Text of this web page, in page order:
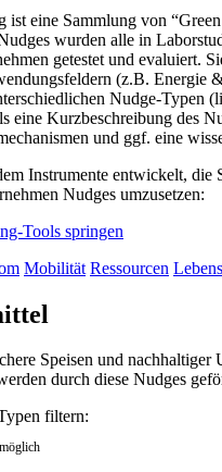
ist eine Sammlung von
wurden alle in
getestet und evaluiert.
(z.B. Energie
Nudge-Typen
eine Kurzbeschreibung des
und ggf. eine
Instrumente entwickelt, die
Nudges umzusetzen:
Tools springen
Mobilität Ressourcen
Speisen und nachhaltiger
durch diese Nudges
filtern: